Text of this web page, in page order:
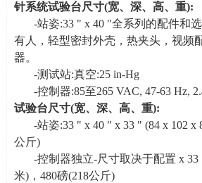
针系统试验台尺寸(宽、深、高、重):
-站姿:33 " x 40 "全系列的配件和
有人，轻型密封外壳，热夹头，视频
器。
-测试站:真空:25 in-Hg
-控制器:85至265 VAC, 47-63 Hz,
试验台尺寸(宽、深、高、重):
-站姿:33 " x 40 " x 33 " (84 x 102 x
公斤)
-控制器独立-尺寸取决于配置 x 33
米)， 480磅(218公斤)